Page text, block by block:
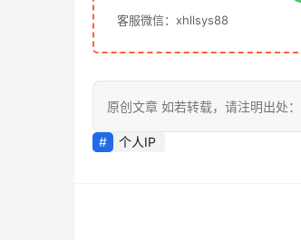
客服微信：xhllsys88
原创文章 如若转载，请注明出处：
个人IP